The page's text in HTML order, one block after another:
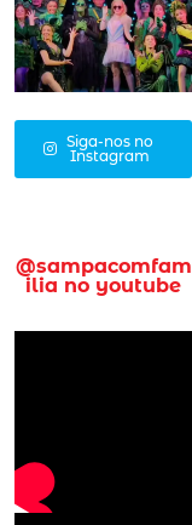
Siga-nos no
Instagram
@sampacomfam
ilia no youtube